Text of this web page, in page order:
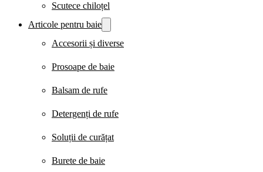
Scutece chiloțel
Articole pentru baie
Accesorii și diverse
Prosoape de baie
Balsam de rufe
Detergenți de rufe
Soluții de curățat
Burete de baie